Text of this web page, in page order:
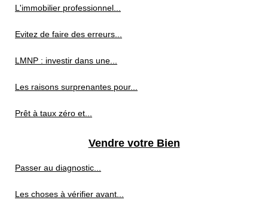
L'immobilier professionnel...
Evitez de faire des erreurs...
LMNP : investir dans une...
Les raisons surprenantes pour...
Prêt à taux zéro et...
Vendre votre Bien
Passer au diagnostic...
Les choses à vérifier avant...